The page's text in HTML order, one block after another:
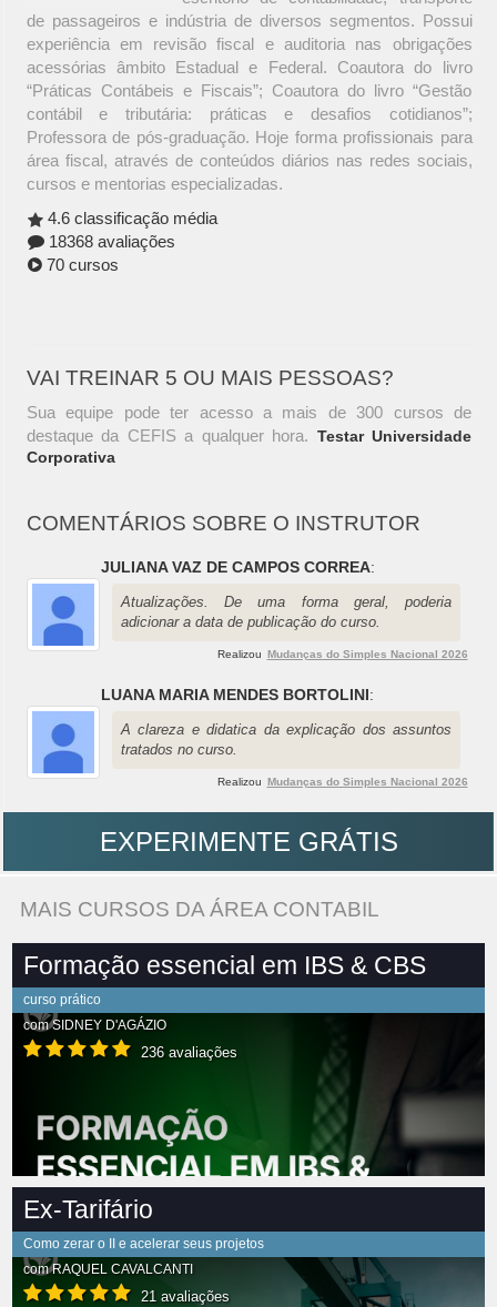
de passageiros e indústria de diversos segmentos. Possui
experiência em revisão fiscal e auditoria nas obrigações
acessórias âmbito Estadual e Federal. Coautora do livro
“Práticas Contábeis e Fiscais”; Coautora do livro “Gestão
contábil e tributária: práticas e desafios cotidianos”;
Professora de pós-graduação. Hoje forma profissionais para
área fiscal, através de conteúdos diários nas redes sociais,
cursos e mentorias especializadas.
4.6 classificação média
18368 avaliações
70 cursos
VAI TREINAR 5 OU MAIS PESSOAS?
Sua equipe pode ter acesso a mais de 300 cursos de
destaque da CEFIS a qualquer hora. Testar Universidade
Corporativa
COMENTÁRIOS SOBRE O INSTRUTOR
JULIANA VAZ DE CAMPOS CORREA:
Atualizações. De uma forma geral, poderia
adicionar a data de publicação do curso.
Realizou Mudanças do Simples Nacional 2026
LUANA MARIA MENDES BORTOLINI:
A clareza e didatica da explicação dos assuntos
tratados no curso.
Realizou Mudanças do Simples Nacional 2026
EXPERIMENTE GRÁTIS
MAIS CURSOS DA ÁREA CONTABIL
Formação essencial em IBS & CBS
curso prático
comSIDNEY D'AGÁZIO
236 avaliações
Ex-Tarifário
Como zerar o II e acelerar seus projetos
comRAQUEL CAVALCANTI
21 avaliações